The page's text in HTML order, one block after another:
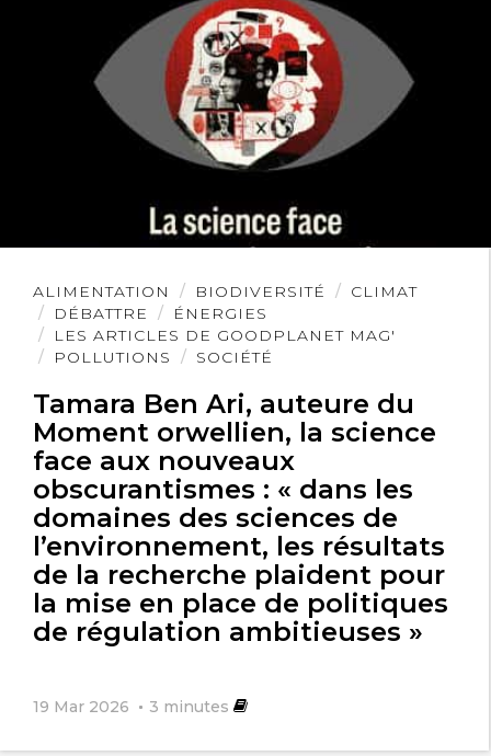
ALIMENTATION BIODIVERSITÉ
CLIMAT
DÉBATTRE
ÉNERGIES
LES ARTICLES DE GOODPLANET MAG'
POLLUTIONS
SOCIÉTÉ
Tamara Ben Ari, auteure du
Moment orwellien, la science
face aux nouveaux
obscurantismes : « dans les
domaines des sciences de
l’environnement, les résultats
de la recherche plaident pour
la mise en place de politiques
de régulation ambitieuses »
19 Mar 2026 3 minutes
Lire
l'article